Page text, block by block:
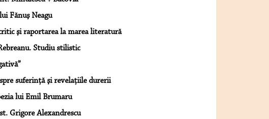
Fănuş Neagu
şi raportarea la marea literatură
Studiu stilistic
suferinţă şi revelaţiile durerii
lui Emil Brumaru
Grigore Alexandrescu